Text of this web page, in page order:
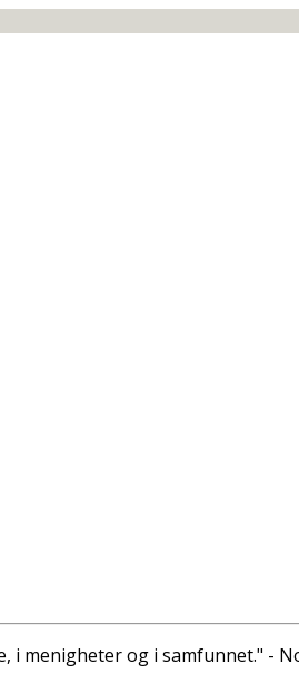
i menigheter og i samfunnet." -